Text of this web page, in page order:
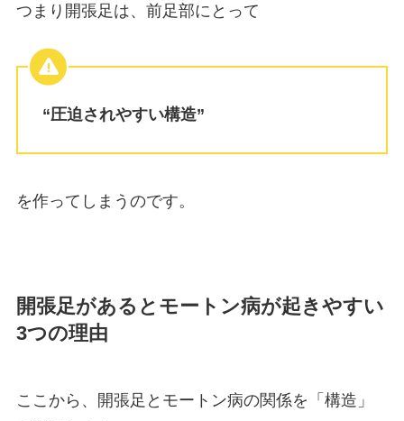
つまり開張足は、前足部にとって
“圧迫されやすい構造”
を作ってしまうのです。
開張足があるとモートン病が起きやすい
3つの理由
ここから、開張足とモートン病の関係を「構造」